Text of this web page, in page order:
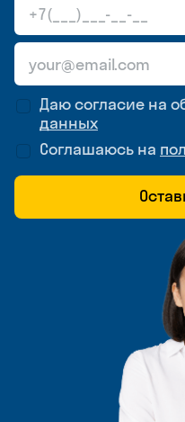
Даю согласие на
данных
Соглашаюсь на